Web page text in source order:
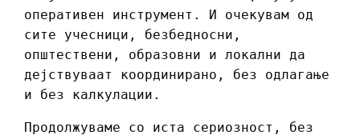
оперативен инструмент. И очекувам од
сите учесници, безбедносни,
општествени, образовни и локални да
дејствуваат координирано, без одлагање
и без калкулации.
Продолжуваме со иста сериозност, без